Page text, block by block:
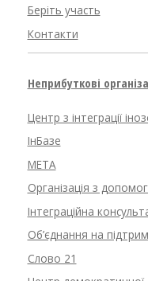
Беріть участь
Контакти
Неприбуткові
Центр з інтеграції
ІнБазе
META
Організація з
Інтеграційна
Об’єднання на
Слово 21